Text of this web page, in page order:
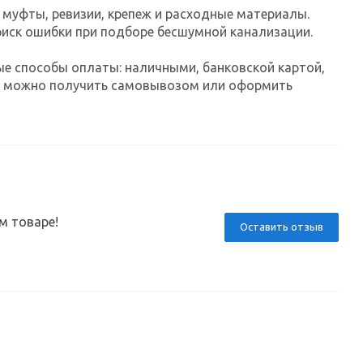
ревизии, крепеж и расходные материалы.
ошибки при подборе бесшумной канализации.
способы оплаты: наличными, банковской картой,
можно получить самовывозом или оформить
Оставить отзыв
товаре!